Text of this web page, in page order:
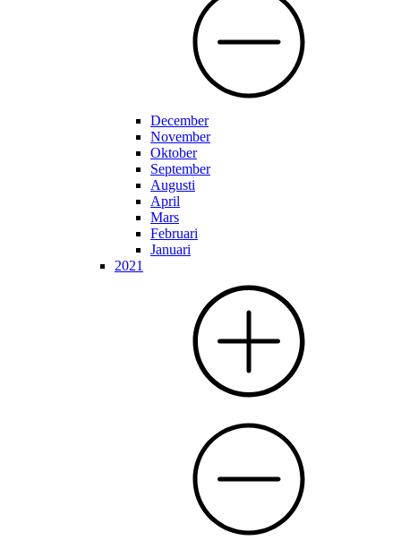
December
November
Oktober
September
Augusti
April
Mars
Februari
Januari
2021